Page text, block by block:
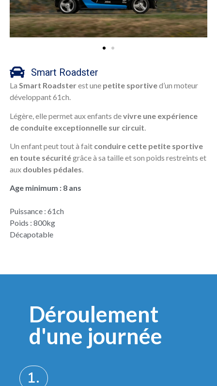
Smart Roadster
La Smart Roadsterest une petite sportived’un moteur
développant 61ch.
Légère, elle permet aux enfants devivre une expérience
de conduite exceptionnelle sur circuit
Un enfant peut tout à fait conduire cette petite sportive
en toute sécuritégrâce à sa taille et son poids restreints et
aux doubles pédales.
Age minimum : 8 ans
Puissance : 61ch
Poids : 800kg
Décapotable
Déroulement
d'une journée
1.